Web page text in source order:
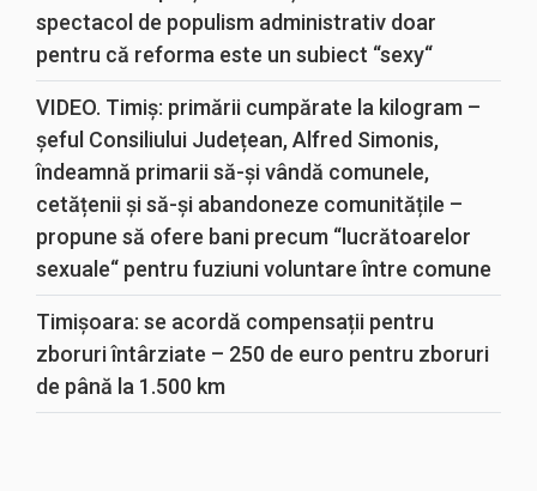
spectacol de populism administrativ doar
pentru că reforma este un subiect “sexy“
VIDEO. Timiș: primării cumpărate la kilogram –
șeful Consiliului Județean, Alfred Simonis,
îndeamnă primarii să-și vândă comunele,
cetățenii și să-și abandoneze comunitățile –
propune să ofere bani precum “lucrătoarelor
sexuale“ pentru fuziuni voluntare între comune
Timișoara: se acordă compensații pentru
zboruri întârziate – 250 de euro pentru zboruri
de până la 1.500 km